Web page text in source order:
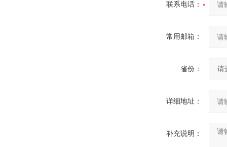
联系电话：
常用邮箱：
省份：
详细地址：
补充说明：